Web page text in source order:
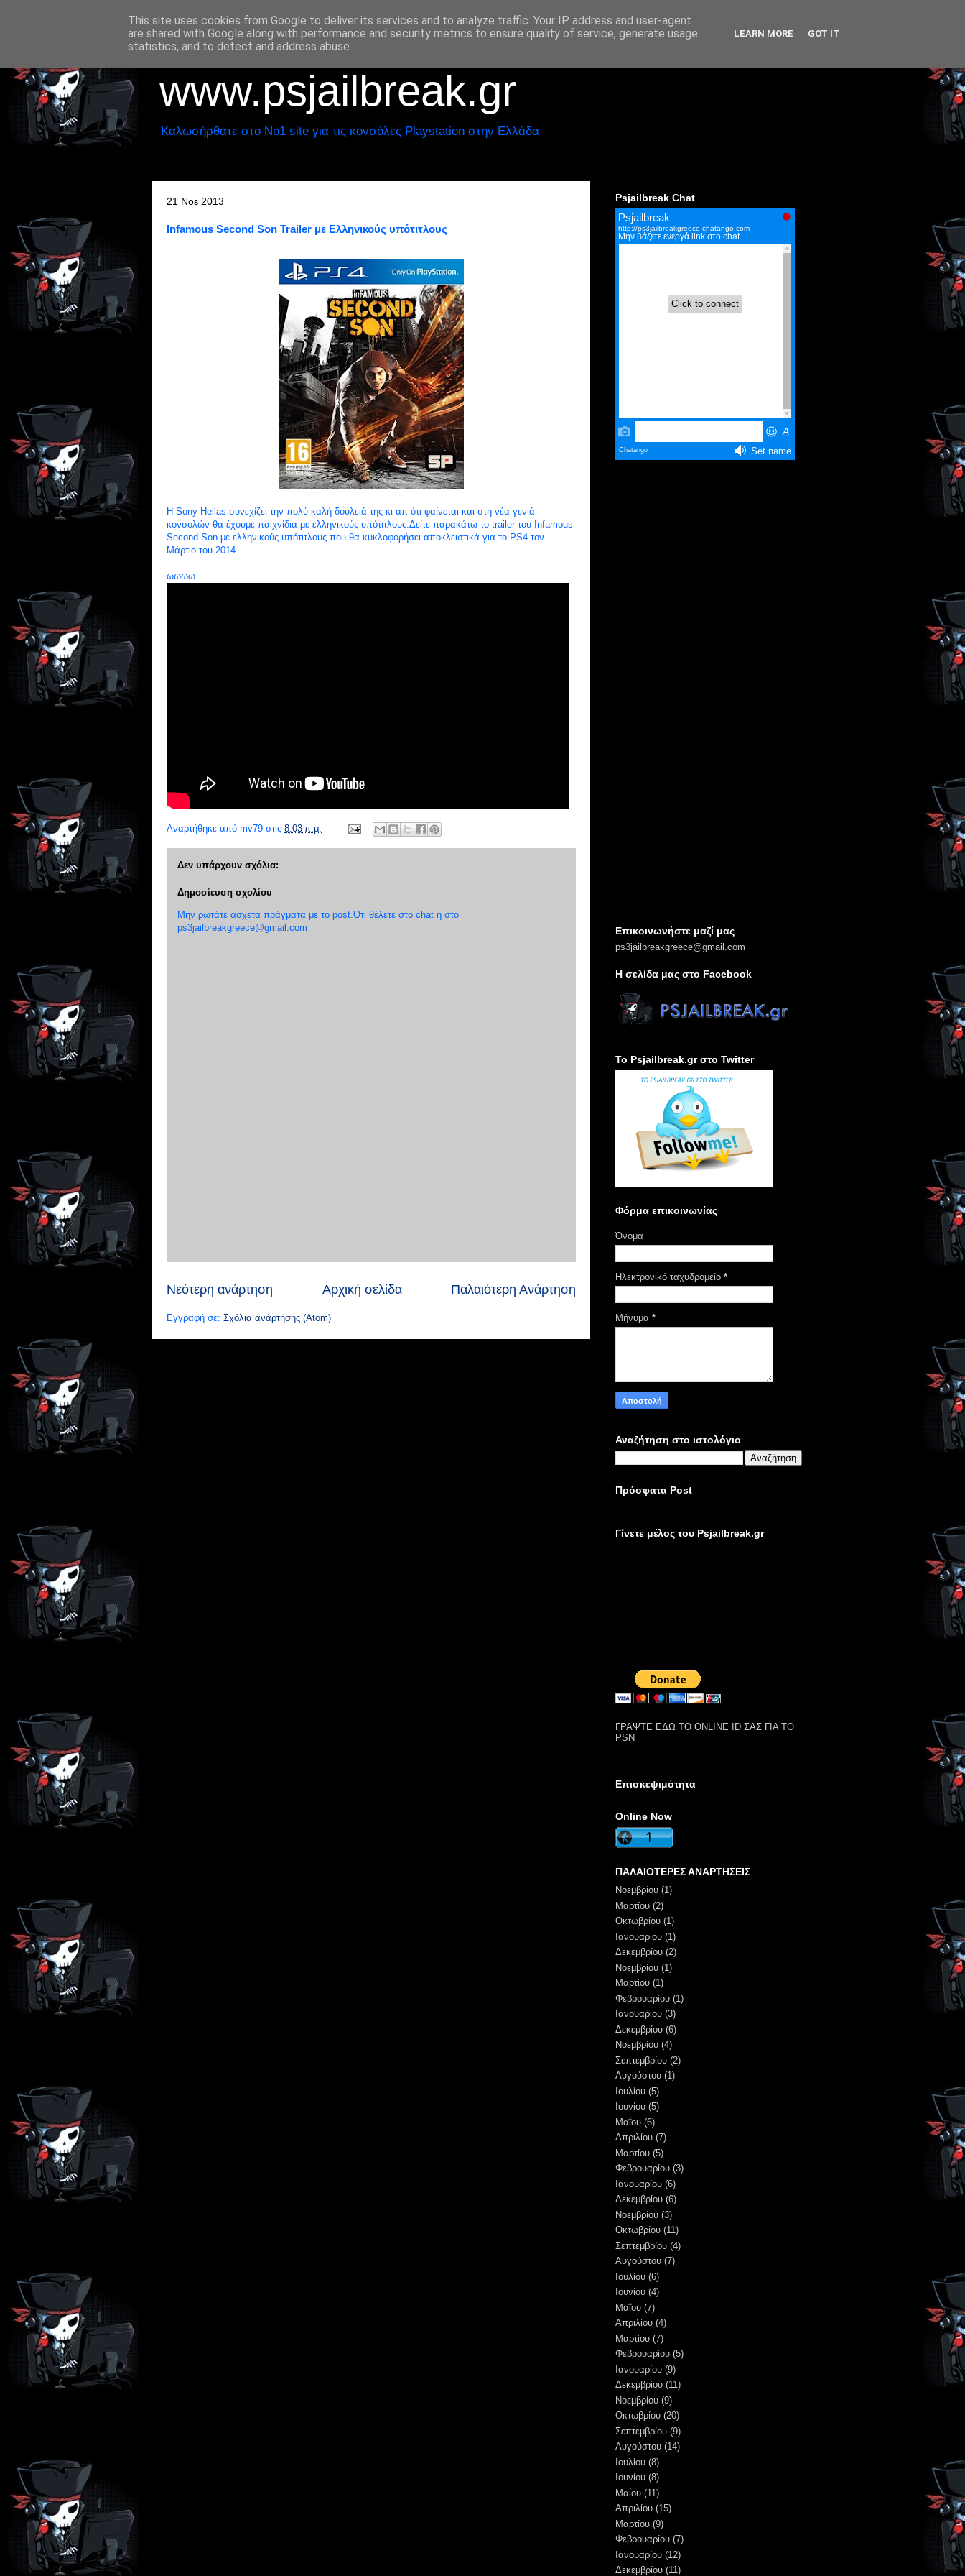
www.psjailbreak.gr
Καλωσήρθατε στο No1 site για τις κονσόλες Playstation στην Ελλάδα
21 Νοε 2013
Infamous Second Son Trailer με Ελληνικούς υπότιτλους
Η Sony Hellas συνεχίζει την πολύ καλή δουλειά της κι απ ότι φαίνεται και στη νέα γενιά
κονσολών θα έχουμε παιχνίδια με ελληνικούς υπότιτλους.Δείτε παρακάτω το trailer του Infamous
Second Son με ελληνικούς υπότιτλους που θα κυκλοφορήσει αποκλειστικά για το PS4 τον
Μάρτιο του 2014
ωωωω
Αναρτήθηκε από mv79 στις 8:03 π.μ.
Δεν υπάρχουν σχόλια:
Δημοσίευση σχολίου
Μην ρωτάτε άσχετα πράγματα με το post.Ότι θέλετε στο chat η στο
ps3jailbreakgreece@gmail.com
Νεότερη ανάρτηση Παλαιότερη Ανάρτηση
Αρχική σελίδα
Εγγραφή σε: Σχόλια ανάρτησης (Atom)
Psjailbreak Chat
Επικοινωνήστε μαζί μας
ps3jailbreakgreece@gmail.com
H σελίδα μας στο Facebook
Το Psjailbreak.gr στο Twitter
Φόρμα επικοινωνίας
Όνομα
Ηλεκτρονικό ταχυδρομείο *
Μήνυμα *
Αναζήτηση στο ιστολόγιο
Πρόσφατα Post
Γίνετε μέλος του Psjailbreak.gr
ΓΡΑΨΤΕ ΕΔΩ ΤΟ ONLINE ID ΣΑΣ ΓΙΑ ΤΟ
PSN
Επισκεψιμότητα
Online Now
ΠΑΛΑΙΟΤΕΡΕΣ ΑΝΑΡΤΗΣΕΙΣ
Νοεμβρίου (1)
Μαρτίου (2)
Οκτωβρίου (1)
Ιανουαρίου (1)
Δεκεμβρίου (2)
Νοεμβρίου (1)
Μαρτίου (1)
Φεβρουαρίου (1)
Ιανουαρίου (3)
Δεκεμβρίου (6)
Νοεμβρίου (4)
Σεπτεμβρίου (2)
Αυγούστου (1)
Ιουλίου (5)
Ιουνίου (5)
Μαΐου (6)
Απριλίου (7)
Μαρτίου (5)
Φεβρουαρίου (3)
Ιανουαρίου (6)
Δεκεμβρίου (6)
Νοεμβρίου (3)
Οκτωβρίου (11)
Σεπτεμβρίου (4)
Αυγούστου (7)
Ιουλίου (6)
Ιουνίου (4)
Μαΐου (7)
Απριλίου (4)
Μαρτίου (7)
Φεβρουαρίου (5)
Ιανουαρίου (9)
Δεκεμβρίου (11)
Νοεμβρίου (9)
Οκτωβρίου (20)
Σεπτεμβρίου (9)
Αυγούστου (14)
Ιουλίου (8)
Ιουνίου (8)
Μαΐου (11)
Απριλίου (15)
Μαρτίου (9)
Φεβρουαρίου (7)
Ιανουαρίου (12)
Δεκεμβρίου (11)
This site uses cookies from Google to deliver its services and to analyze traffic. Your IP address and user-agent
are shared with Google along with performance and security metrics to ensure quality of service, generate usage
statistics, and to detect and address abuse.
LEARN MORE GOT IT